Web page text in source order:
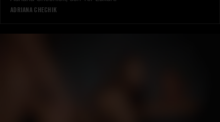
ADRIANA CHECHIK